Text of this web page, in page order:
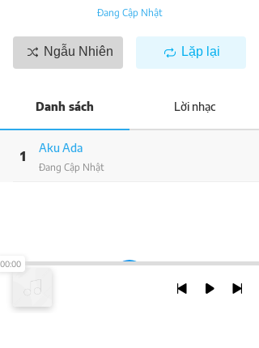
Đang Cập Nhật
Ngẫu Nhiên Lặp lại
Danh sách Lời nhạc
1
Aku Ada
Đang Cập Nhật
00:00